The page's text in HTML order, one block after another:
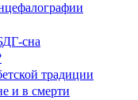
сна
традиции
и в смерти